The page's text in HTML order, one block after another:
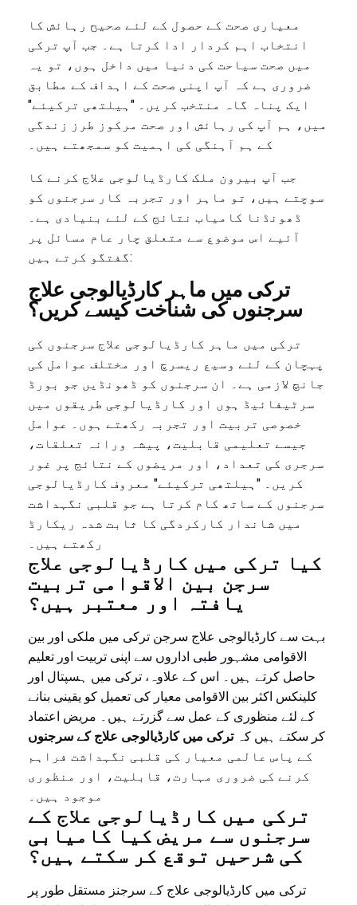
معیاری صحت کے حصول کے لئے صحیح رہائش کا
انتخاب اہم کردار ادا کرتا ہے۔ جب آپ ترکی
میں صحت سیاحت کی دنیا میں داخل ہوں، تو یہ
ضروری ہے کہ آپ اپنی صحت کے اہداف کے مطابق
ایک پناہ گاہ منتخب کریں۔ "ہیلتھی ترکیئے"
میں، ہم آپ کی رہائش اور صحت مرکوز طرز زندگی
کے ہم آہنگی کی اہمیت کو سمجھتے ہیں۔
جب آپ بیرون ملک کارڈیالوجی علاج کرنے کا
سوچتے ہیں، تو ماہر اور تجربہ کار سرجنوں کو
ڈھونڈنا کامیاب نتائج کے لئے بنیادی ہے۔
آئیے اس موضوع سے متعلق چار عام مسائل پر
گفتگو کرتے ہیں:
ترکی میں ماہر کارڈیالوجی علاج
سرجنوں کی شناخت کیسے کریں؟
ترکی میں ماہر کارڈیالوجی علاج سرجنوں کی
پہچان کے لئے وسیع ریسرچ اور مختلف عوامل کی
جانچ لازمی ہے۔ ان سرجنوں کو ڈھونڈیں جو بورڈ
سرٹیفائیڈ ہوں اور کارڈیالوجی طریقوں میں
خصوصی تربیت اور تجربہ رکھتے ہوں۔ عوامل
جیسے تعلیمی قابلیت، پیشہ ورانہ تعلقات،
سرجری کی تعداد، اور مریضوں کے نتائج پر غور
کریں۔ "ہیلتھی ترکیئے" معروف کارڈیالوجی
سرجنوں کے ساتھ کام کرتا ہے جو قلبی نگہداشت
میں شاندار کارکردگی کا ثابت شدہ ریکارڈ
رکھتے ہیں۔
کیا ترکی میں کارڈیالوجی علاج
سرجن بین الاقوامی تربیت
یافتہ اور معتبر ہیں؟
بہت سے کارڈیالوجی علاج سرجن ترکی میں ملکی اور بین
الاقوامی مشہور طبی اداروں سے اپنی تربیت اور تعلیم
حاصل کرتے ہیں۔ اس کے علاوہ، ترکی میں ہسپتال اور
کلینکس اکثر بین الاقوامی معیار کی تعمیل کو یقینی بنانے
کے لئے منظوری کے عمل سے گزرتے ہیں۔ مریض اعتماد
کر سکتے ہیں کہترکی میں کارڈیالوجی علاج کے سرجنوں
کے پاس عالمی معیار کی قلبی نگہداشت فراہم
کرنے کی ضروری مہارت، قابلیت، اور منظوری
موجود ہیں۔
ترکی میں کارڈیالوجی علاج کے
سرجنوں سے مریض کیا کامیابی
کی شرحیں توقع کر سکتے ہیں؟
ترکی میں کارڈیالوجی علاج کے سرجنز مستقل طور پر